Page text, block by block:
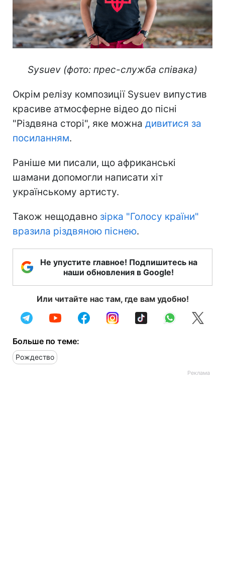
Sysuev (фото: прес-служба співака)
Окрім релізу композиції Sysuev випустив
красиве атмосферне відео до пісні
"Різдвяна сторі", яке можна дивитися за
посиланням.
Раніше ми писали, що африканські
шамани допомогли написати хіт
українському артисту.
Також нещодавно зірка "Голосу країни"
вразила різдвяною піснею.
Не упустите главное! Подпишитесь на
наши обновления в Google!
Или читайте нас там, где вам удобно!
Больше по теме:
Рождество